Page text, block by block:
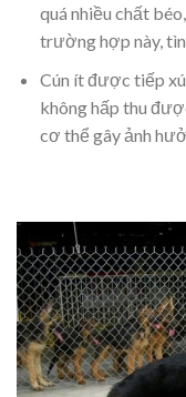
quá nhiều chất
trường hợp này,
Cún ít được tiếp
không hấp thu
cơ thể gây ảnh